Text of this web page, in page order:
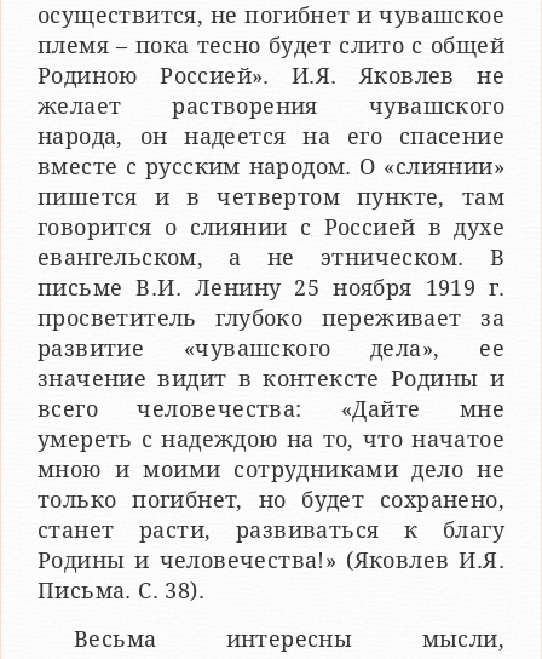
осуществится, не погибнет и чувашское
племя – пока тесно будет слито с общей
Родиною Россией». И.Я. Яковлев не
желает растворения чувашского
народа, он надеется на его спасение
вместе с русским народом. О «слиянии»
пишется и в четвертом пункте, там
говорится о слиянии c Россией в духе
евангельском, а не этническом. В
письме В.И. Ленину 25 ноября 1919 г.
просветитель глубоко переживает за
развитие «чувашского дела», ее
значение видит в контексте Родины и
всего человечества: «Дайте мне
умереть с надеждою на то, что начатое
мною и моими сотрудниками дело не
только погибнет, но будет сохранено,
станет расти, развиваться к благу
Родины и человечества!» (Яковлев И.Я.
Письма. С. 38).
Весьма интересны мысли,